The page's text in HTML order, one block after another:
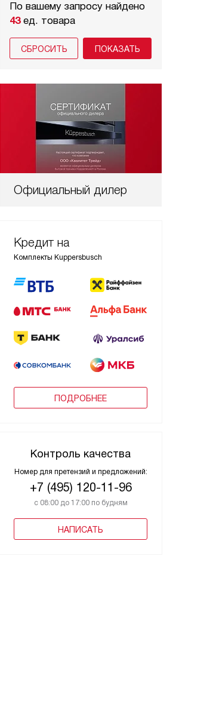
По вашему запросу найдено
43ед. товара
СБРОСИТЬ
Официальный дилер
Кредит на
Комплекты Kuppersbusch
ПОДРОБНЕЕ
Контроль качества
Номер для претензий и предложений:
+7 (495) 120-11-96
с 08:00 до 17:00 по будням
НАПИСАТЬ